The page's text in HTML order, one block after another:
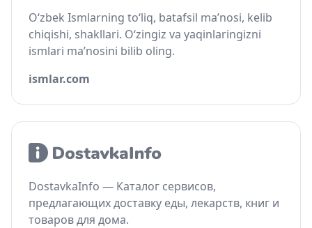
O‘zbek Ismlarning to‘liq, batafsil ma’nosi, kelib
chiqishi, shakllari. O‘zingiz va yaqinlaringizni
ismlari ma’nosini bilib oling.
ismlar.com
DostavkaInfo — Каталог сервисов,
предлагающих доставку еды, лекарств, книг и
товаров для дома.